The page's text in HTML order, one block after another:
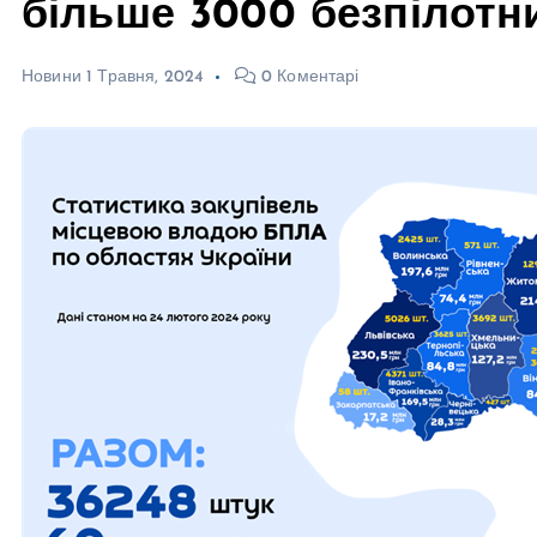
більше 3000
Новини 1 Травня, 2024 0 Коментарі